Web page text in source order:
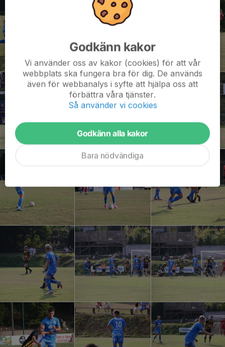
Godkänn kakor
Vi använder oss av kakor (cookies) för att vår
webbplats ska fungera bra för dig. De används
även för webbanalys i syfte att hjälpa oss att
förbättra våra tjänster.
Så använder vi cookies
Godkänn alla kakor
Bara nödvändiga